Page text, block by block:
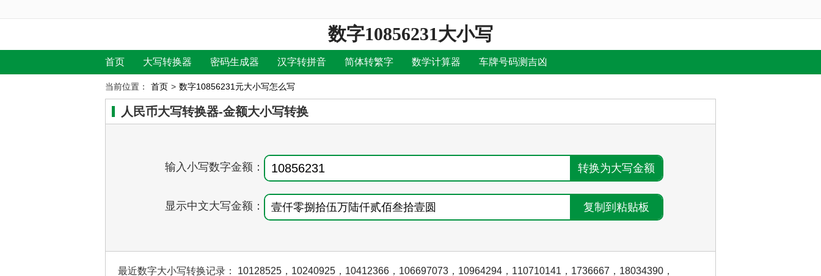
数字10856231大小写
首页 大写转换器 密码生成器 汉字转拼音 简体转繁字 数学计算器 车牌号码测吉凶
当前位置： 首页 > 数字10856231元大小写怎么写
人民币大写转换器-金额大小写转换
输入小写数字金额：
显示中文大写金额：
最近数字大小写转换记录： 10128525 ， 10240925 ， 10412366 ， 106697073 ， 10964294 ， 110710141 ， 1736667 ， 18034390 ，